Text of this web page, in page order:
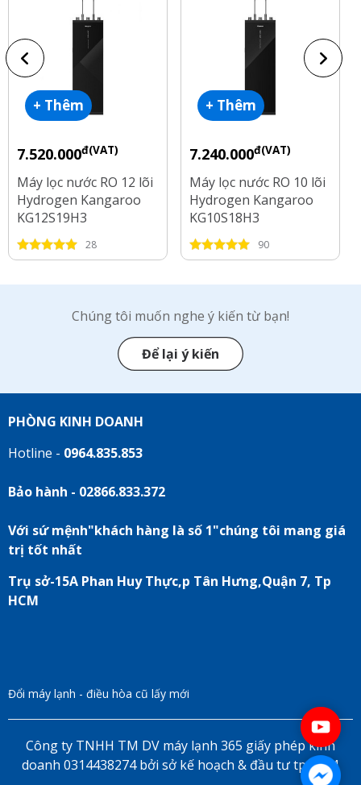
+ Thêm
7.520.000đ(VAT)
Máy lọc nước RO 12 lõi
Hydrogen Kangaroo
KG12S19H3
28
+ Thêm
7.240.000đ(VAT)
Máy lọc nước RO 10 lõi
Hydrogen Kangaroo
KG10S18H3
90
Chúng tôi muốn nghe ý kiến từ bạn!
Để lại ý kiến
PHÒNG KINH DOANH
Hotline - 0964.835.853
Bảo hành - 02866.833.372
Với sứ mệnh"khách hàng là số 1"chúng tôi mang giá
trị tốt nhất
Trụ sở-15A Phan Huy Thực,p Tân Hưng,Quận 7, Tp
HCM
Đổi máy lạnh - điều hòa cũ lấy mới
Công ty TNHH TM DV máy lạnh 365 giấy phép kinh
doanh 0314438274 bởi sở kế hoạch & đầu tư tp HCM